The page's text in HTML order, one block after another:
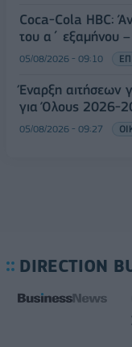
Coca-Cola HBC:
του α΄ εξαμήνου
05/08/2026 - 09:10
Έναρξη αιτήσεων
για Όλους 2026-
05/08/2026 - 09:27
DIRECTION